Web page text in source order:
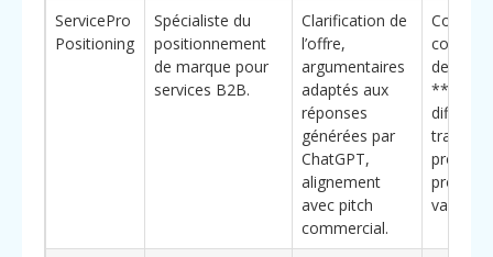
ServicePro
Positioning
Spécialiste du
positionnement
de marque pour
services B2B.
Clarification de
l’offre,
argumentaires
adaptés aux
réponses
générées par
ChatGPT,
alignement
avec pitch
commercial.
de
travail